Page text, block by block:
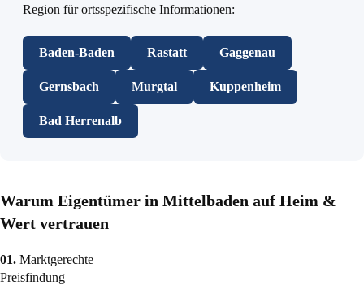
Region für ortsspezifische Informationen:
Baden-Baden Rastatt Gaggenau
Gernsbach Murgtal Kuppenheim
Bad Herrenalb
Warum Eigentümer in Mittelbaden auf Heim &
Wert vertrauen
01. Marktgerechte
Preisfindung